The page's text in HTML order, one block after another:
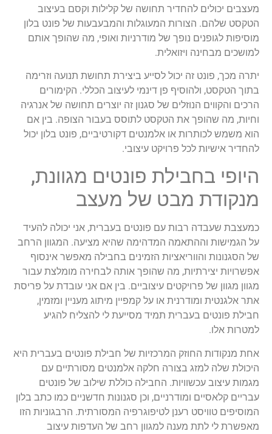
מעצבים יכולים להחדיר תחושה של קלילות וקסם בעיצוב
הטקסט שלהם. הצורות המעוגלות והמבעבעות של פונט בלון
מוסיפות לגופנים נופך של מודרניות ואופי, מה שהופך אותם
למושכים מבחינה ויזואלית.
יתרה מכך, פונט זה יכול לסייע ביצירת תחושת תנועה וזרימה
בתוך הטקסט, ולהוסיף פן דינמי לעיצוב הכללי. הקימורים
הרכים והקווים הנוזלים של סגנון זה יוצרים תחושה של אנרגיה
וחיות, מה שהופך את הטקסט לתוסס בעבור הצופה. בין אם
הוא משמש לכותרות או אלמנטים דקורטיביים, פונט בלון יכול
להחדיר אישיות לכל פרויקט עיצובי.
היופי בחבילת פונטים מגוונת,
מנקודת מבט של מעצב
כמעצבת שעבדה רבות עם פונטים בעברית, אני יכולה להעיד
על הגמישות וההתאמה המדהימה שהיא מציעה. המגוון הרחב
של הסגנונות והווריאציות הזמינים בחבילה מאפשר אינסוף
אפשרויות יצירתיות, מה שהופך אותה לבחירה מומלצת עבור
מגוון מגוון של פרויקטים עיצוביים. בין אם אני עובדת על פריסת
אתר אלגנטית ומודרנית או על קמפיין מיתוג מעניין ומזמין,
חבילת פונטים בעברית תמיד מסייעת לי להצליח להגיע
למטרות אלו.
אחת מנקודות החוזק המרכזיות של חבילת פונטים בעברית היא
היכולת שלה למזג בצורה חלקה אלמנטים מסורתיים עם
מגמות עיצוב עכשוויות. החבילה כוללת שילוב של פונטים
עבריים קלאסיים ומודרניים, וכן סגנונות חדשניים כמו כתב בלון
המוסיפים טוויסט רענן לטיפוגרפיה המסורתית. הרבגוניות הזו
מאפשרת לי לתת מענה למגוון רחב של העדפות עיצוב